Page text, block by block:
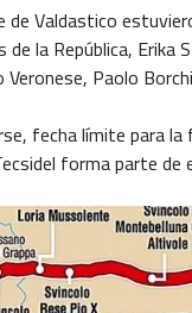
de Valdastico
la República,
Paolo
fecha límite para
forma parte